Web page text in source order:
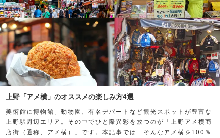
上野「アメ横」のオススメの楽しみ方4選
美術館に博物館、動物園、有名デパートなど観光スポットが豊富な
上野駅周辺エリア。その中でひと際異彩を放つのが「上野アメ横商
店街（通称、アメ横）」です。本記事では、そんなアメ横を100％